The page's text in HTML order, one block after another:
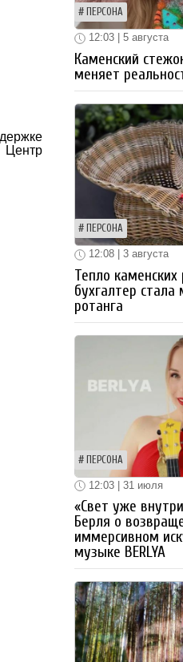
Центр
ПЕРСОНА
12:03 | 5 августа
Каменский
меняет
ПЕРСОНА
12:08 | 3 августа
Тепло каменских
бухгалтер стала
ротанга
ПЕРСОНА
12:03 | 31 июля
«Свет уже
Берля о
иммерсивном
музыке BERLYA